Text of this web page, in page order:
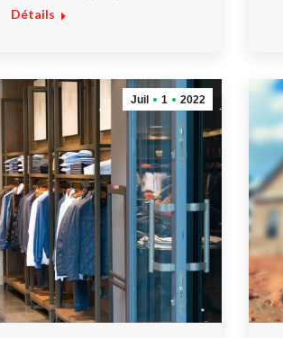
Détails
Juil 1 2022